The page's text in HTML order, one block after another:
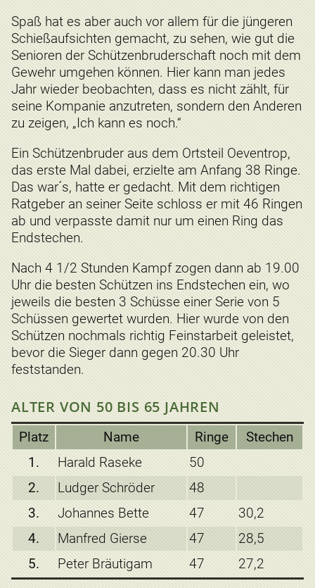
Spaß hat es aber auch vor allem für die jüngeren
Schießaufsichten gemacht, zu sehen, wie gut die
Senioren der Schützenbruderschaft noch mit dem
Gewehr umgehen können. Hier kann man jedes
Jahr wieder beobachten, dass es nicht zählt, für
seine Kompanie anzutreten, sondern den Anderen
zu zeigen, „Ich kann es noch.“
Ein Schützenbruder aus dem Ortsteil Oeventrop,
das erste Mal dabei, erzielte am Anfang 38 Ringe.
Das war´s, hatte er gedacht. Mit dem richtigen
Ratgeber an seiner Seite schloss er mit 46 Ringen
ab und verpasste damit nur um einen Ring das
Endstechen.
Nach 4 1/2 Stunden Kampf zogen dann ab 19.00
Uhr die besten Schützen ins Endstechen ein, wo
jeweils die besten 3 Schüsse einer Serie von 5
Schüssen gewertet wurden. Hier wurde von den
Schützen nochmals richtig Feinstarbeit geleistet,
bevor die Sieger dann gegen 20.30 Uhr
feststanden.
ALTER VON 50 BIS 65 JAHREN
Platz Name Ringe
Stechen
1.
Harald Raseke
50
2.
Ludger Schröder
48
3.
Johannes Bette 47
30,2
4.
Manfred Gierse 47
28,5
5.
Peter Bräutigam 47 27,2